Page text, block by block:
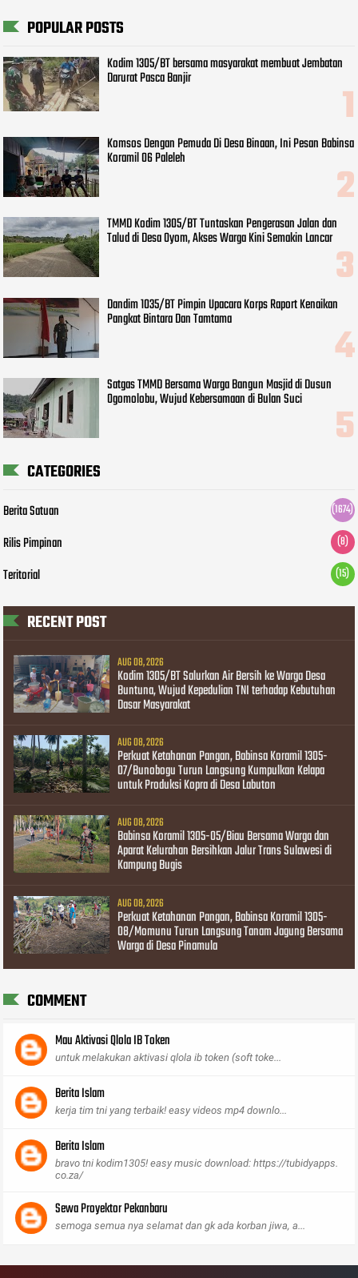
POPULAR POSTS
Kodim 1305/BT bersama masyarakat membuat Jembatan
Darurat Pasca Banjir
Komsos Dengan Pemuda Di Desa Binaan, Ini Pesan Babinsa
Koramil 06 Paleleh
TMMD Kodim 1305/BT Tuntaskan Pengerasan Jalan dan
Talud di Desa Oyom, Akses Warga Kini Semakin Lancar
Dandim 1035/BT Pimpin Upacara Korps Raport Kenaikan
Pangkat Bintara Dan Tamtama
Satgas TMMD Bersama Warga Bangun Masjid di Dusun
Ogomolobu, Wujud Kebersamaan di Bulan Suci
CATEGORIES
Berita Satuan (1674)
Rilis Pimpinan (8)
Teritorial (15)
RECENT POST
AUG 08, 2026
Kodim 1305/BT Salurkan Air Bersih ke Warga Desa
Buntuna, Wujud Kepedulian TNI terhadap Kebutuhan
Dasar Masyarakat
AUG 08, 2026
Perkuat Ketahanan Pangan, Babinsa Koramil 1305-
07/Bunobogu Turun Langsung Kumpulkan Kelapa
untuk Produksi Kopra di Desa Labuton
AUG 08, 2026
Babinsa Koramil 1305-05/Biau Bersama Warga dan
Aparat Kelurahan Bersihkan Jalur Trans Sulawesi di
Kampung Bugis
AUG 08, 2026
Perkuat Ketahanan Pangan, Babinsa Koramil 1305-
08/Momunu Turun Langsung Tanam Jagung Bersama
Warga di Desa Pinamula
COMMENT
Mau Aktivasi Qlola IB Token
untuk melakukan aktivasi qlola ib token (soft toke...
Berita Islam
kerja tim tni yang terbaik! easy videos mp4 downlo...
Berita Islam
bravo tni kodim1305! easy music download: https://tubidyapps.
co.za/
Sewa Proyektor Pekanbaru
semoga semua nya selamat dan gk ada korban jiwa, a...